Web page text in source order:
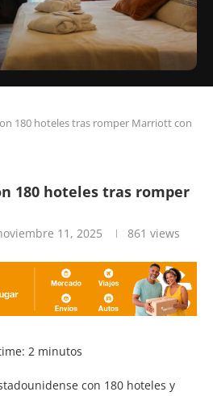
180 hoteles tras romper Marriott con
180 hoteles tras romper
11, 2025 861 views
2 minutos
con 180 hoteles y